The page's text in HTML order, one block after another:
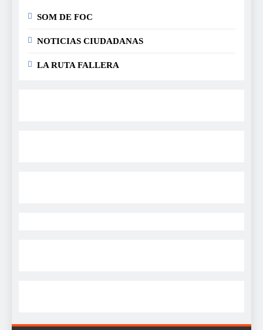
SOM DE FOC
NOTICIAS CIUDADANAS
LA RUTA FALLERA